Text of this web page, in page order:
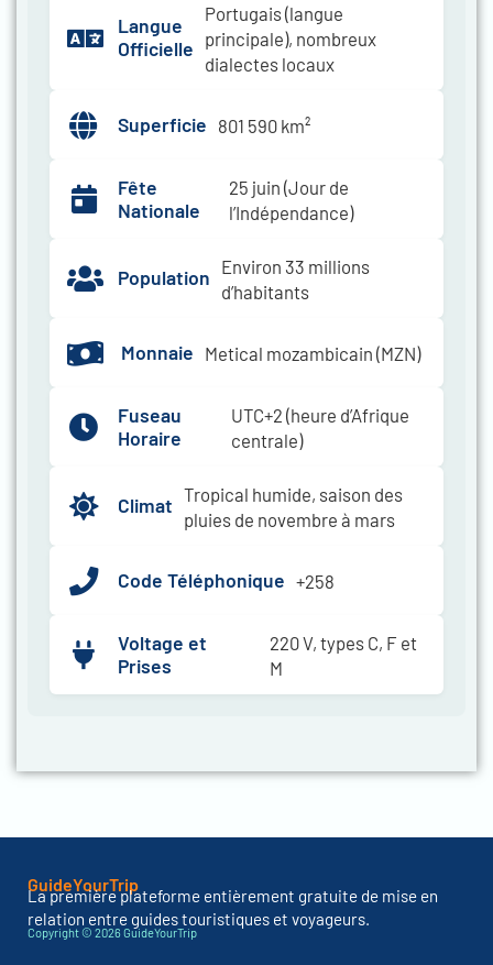
Langue
Officielle
Portugais (langue
principale), nombreux
dialectes locaux
Superficie 801 590 km²
Fête
Nationale
25 juin (Jour de
l’Indépendance)
Population Environ 33 millions
d’habitants
Monnaie Metical mozambicain (MZN)
Fuseau
Horaire
UTC+2 (heure d’Afrique
centrale)
Climat Tropical humide, saison des
pluies de novembre à mars
Code Téléphonique +258
Voltage et
Prises
220 V, types C, F et
M
GuideYourTrip
La première plateforme entièrement gratuite de mise en
relation entre guides touristiques et voyageurs.
Copyright © 2026 GuideYourTrip